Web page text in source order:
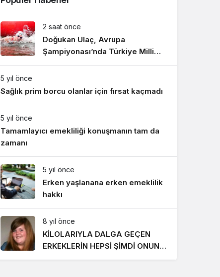
Gündüz modunu seçin.
2 saat önce
Doğukan Ulaç, Avrupa
Şampiyonası’nda Türkiye Milli
Takımı ile mücadele etti
5 yıl önce
Sağlık prim borcu olanlar için fırsat kaçmadı
5 yıl önce
Tamamlayıcı emekliliği konuşmanın tam da
zamanı
5 yıl önce
Erken yaşlanana erken emeklilik
hakkı
8 yıl önce
KİLOLARIYLA DALGA GEÇEN
ERKEKLERİN HEPSİ ŞİMDİ ONUN
PEŞİNDE! SON HALİ İNANILMAZ